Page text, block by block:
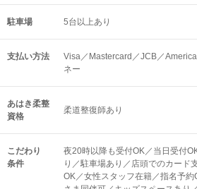
駐車場 5台以上あり
支払い方法
Visa／Mastercard／JCB／
ネー
あはき柔整
資格
柔道整復師あり
こだわり
条件
夜20時以降も受付OK／当日受付
り／駐車場あり／店頭でのカード
OK／女性スタッフ在籍／指名予